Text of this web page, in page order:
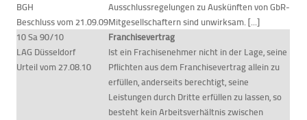
BGH
Beschluss vom 21.09.09
Ausschlussregelungen zu Auskünften von GbR-
Mitgesellschaftern sind unwirksam. [...]
10 Sa 90/10
LAG Düsseldorf
Urteil vom 27.08.10
Franchisevertrag
Ist ein Frachisenehmer nicht in der Lage, seine
Pflichten aus dem Franchisevertrag allein zu
erfüllen, anderseits berechtigt, seine
Leistungen durch Dritte erfüllen zu lassen, so
besteht kein Arbeitsverhältnis zwischen